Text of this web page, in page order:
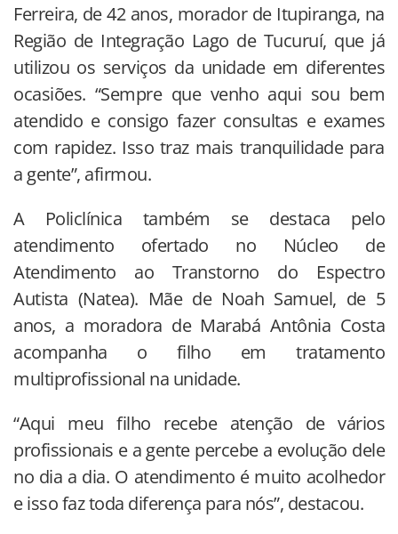
Ferreira, de 42 anos, morador de Itupiranga, na
Região de Integração Lago de Tucuruí, que já
utilizou os serviços da unidade em diferentes
ocasiões. “Sempre que venho aqui sou bem
atendido e consigo fazer consultas e exames
com rapidez. Isso traz mais tranquilidade para
a gente”, afirmou.
A Policlínica também se destaca pelo
atendimento ofertado no Núcleo de
Atendimento ao Transtorno do Espectro
Autista (Natea). Mãe de Noah Samuel, de 5
anos, a moradora de Marabá Antônia Costa
acompanha o filho em tratamento
multiprofissional na unidade.
“Aqui meu filho recebe atenção de vários
profissionais e a gente percebe a evolução dele
no dia a dia. O atendimento é muito acolhedor
e isso faz toda diferença para nós”, destacou.